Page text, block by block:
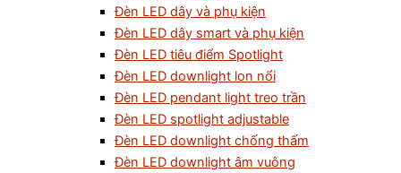
Đèn LED dây và phụ kiện
Đèn LED dây smart và phụ kiện
Đèn LED tiêu điểm Spotlight
Đèn LED downlight lon nổi
Đèn LED pendant light treo trần
Đèn LED spotlight adjustable
Đèn LED downlight chống thấm
Đèn LED downlight âm vuông